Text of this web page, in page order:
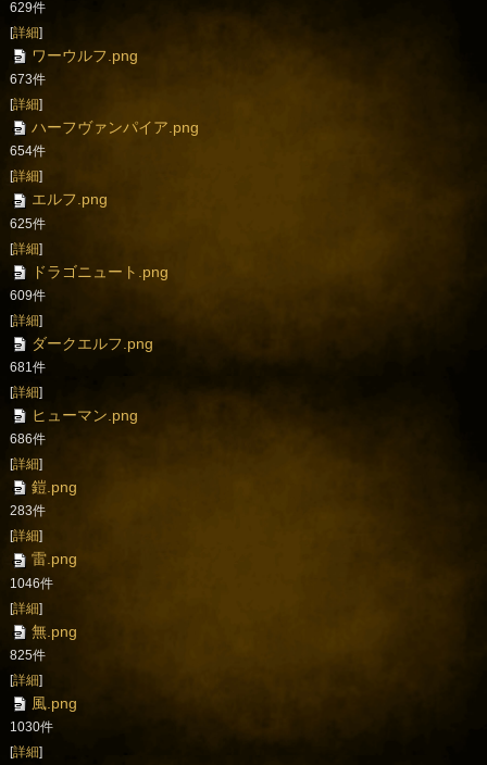
629件
[詳細]
ワーウルフ.png
673件
詳細
ハーフヴァンパイア.png
654件
詳細
エルフ.png
625件
[詳細]
ドラゴニュート.png
609件
[詳細]
ダークエルフ.png
681件
[詳細]
ヒューマン.png
686件
詳細
鎧.png
283件
詳細
雷.png
1046件
[詳細]
無.png
825件
[詳細]
風.png
1030件
[詳細]